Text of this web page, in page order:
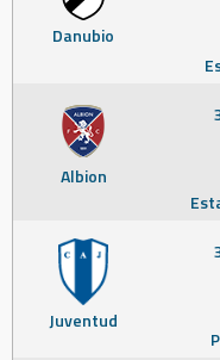
Danubio
Albion
Juventud